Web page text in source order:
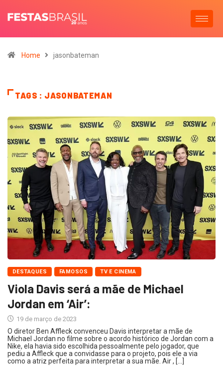
Home jasonbateman
TAGS : JASONBATEMAN
DESTAQUES FAMOSOS TV E CINEMA
Viola Davis será a mãe de Michael
Jordan em ‘Air’:
19 de março de 2023
O diretor Ben Affleck convenceu Davis interpretar a mãe de
Michael Jordan no filme sobre o acordo histórico de Jordan com a
Nike, ela havia sido escolhida pessoalmente pelo jogador, que
pediu a Affleck que a convidasse para o projeto, pois ele a via
como a atriz perfeita para interpretar a sua mãe. Air , […]